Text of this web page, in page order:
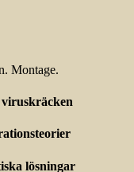
Montage.
lösningar